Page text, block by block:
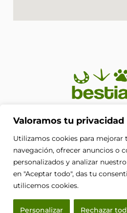
Valoramos tu privacidad
Utilizamos cookies para mejorar
navegación, ofrecer anuncios o
personalizados y analizar
en "Aceptar todo", das tu
utilicemos cookies.
Personalizar Rechazar
En Bestialis unimos calidad,
merecen. Porque su
prioridad, es nuestra
F
a
c